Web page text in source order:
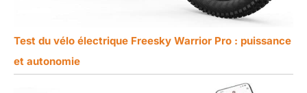
Test du vélo électrique Freesky Warrior Pro : puissance
et autonomie